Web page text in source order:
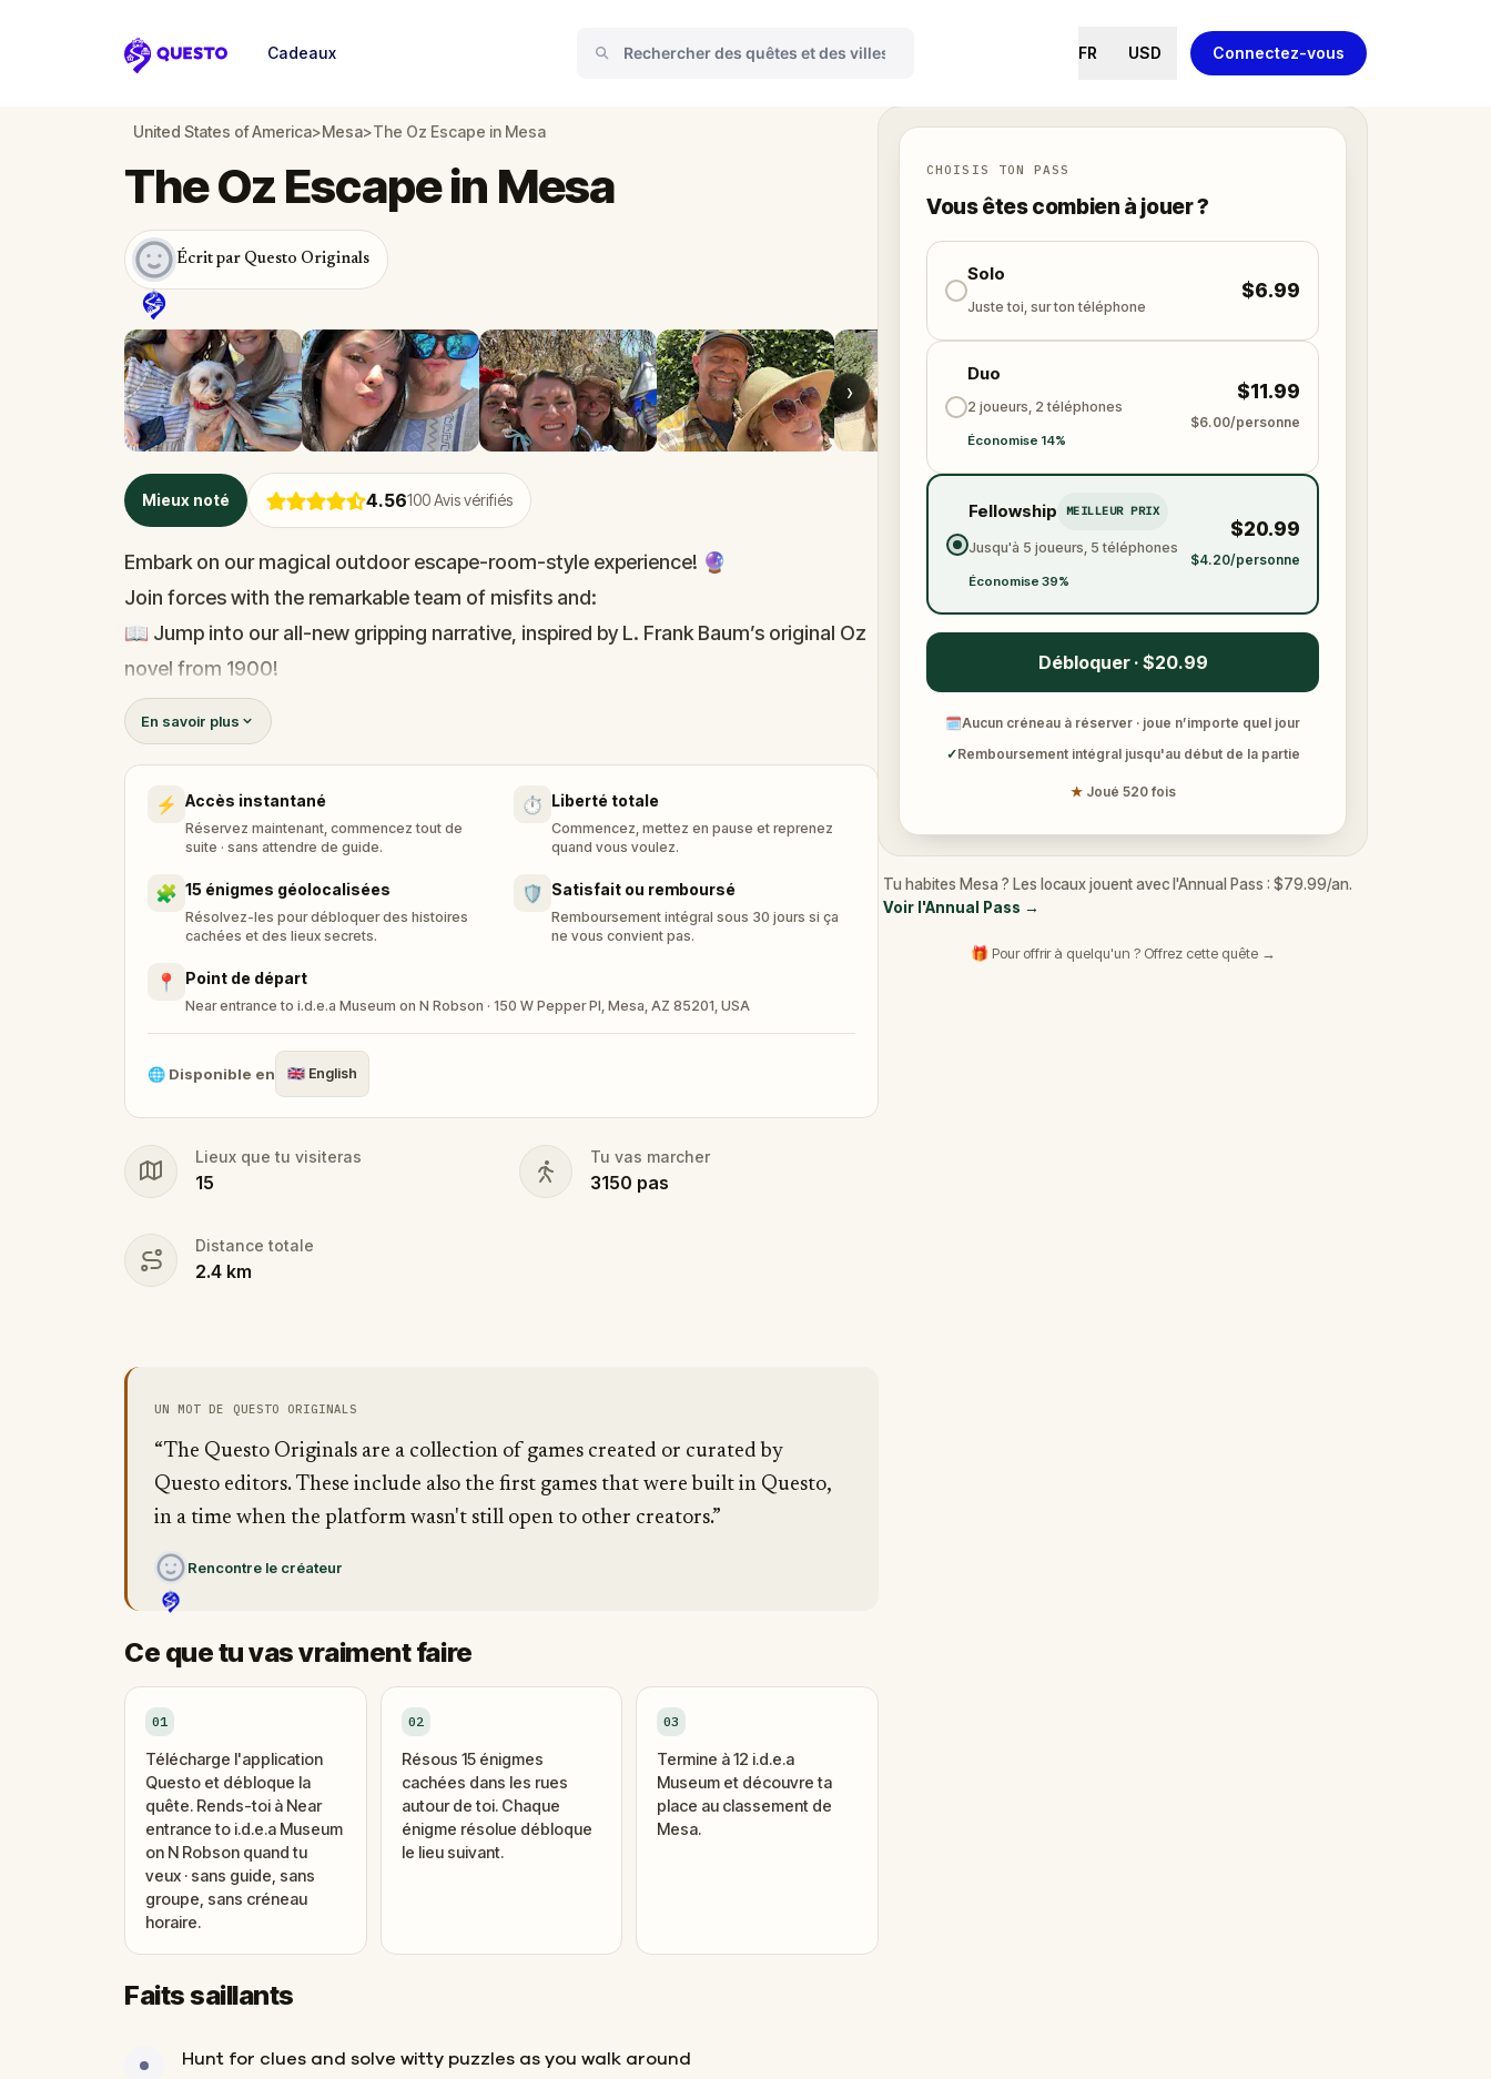
Questo
Cadeaux FR USD Connectez-vous
United States of America>Mesa>The Oz Escape in Mesa
›
Mieux noté 4.56100Avis vérifiés
The Oz Escape in Mesa
Écrit par Questo Originals
Embark on our magical outdoor escape-room-style experience! 🔮
Join forces with the remarkable team of misfits and:
📖 Jump into our all-new gripping narrative, inspired by L. Frank Baum’s original Oz
novel from 1900!
🤔 Try to outsmart the witch by cracking immersive puzzles with friends, or tackle
her challenges solo, facing off against the leaderboard.
🎵Enjoy original new songs, in the theme of Oz, specially created for this game,
available in the app and on-demand when you get home.
🌈 Follow clues to uncover each new location and discover (or rediscover) places
around town in a whole new light.
Tick-tock, time to escape!
En savoir plus
⚡ Accès instantané
Réservez maintenant, commencez tout de
suite · sans attendre de guide.
⏱️ Liberté totale
Commencez, mettez en pause et reprenez
quand vous voulez.
🧩 15 énigmes géolocalisées
Résolvez-les pour débloquer des histoires
cachées et des lieux secrets.
🛡️ Satisfait ou remboursé
Remboursement intégral sous 30 jours si ça
ne vous convient pas.
📍 Point de départ
Near entrance to i.d.e.a Museum on N Robson · 150 W Pepper Pl, Mesa, AZ 85201, USA
🌐 Disponible en 🇬🇧 English
Lieux que tu visiteras
15
Tu vas marcher
3150 pas
Distance totale
2.4 km
UN MOT DE QUESTO ORIGINALS
“The Questo Originals are a collection of games created or curated by
Questo editors. These include also the first games that were built in Questo,
in a time when the platform wasn't still open to other creators.”
Rencontre le créateur
Ce que tu vas vraiment faire
01
Télécharge l'application
Questo et débloque la
quête. Rends-toi à Near
entrance to i.d.e.a Museum
on N Robson quand tu
veux · sans guide, sans
groupe, sans créneau
horaire.
02
Résous 15 énigmes
cachées dans les rues
autour de toi. Chaque
énigme résolue débloque
le lieu suivant.
03
Termine à 12 i.d.e.a
Museum et découvre ta
place au classement de
Mesa.
Faits saillants
Hunt for clues and solve witty puzzles as you walk around
CHOISIS TON PASS
Vous êtes combien à jouer ?
Solo
Juste toi, sur ton téléphone
$6.99
Duo
2 joueurs, 2 téléphones
Économise 14%
$11.99
$6.00/personne
Fellowship MEILLEUR PRIX
Jusqu'à 5 joueurs, 5 téléphones
Économise 39%
$20.99
$4.20/personne
Débloquer · $20.99
🗓Aucun créneau à réserver · joue n’importe quel jour
✓Remboursement intégral jusqu'au début de la partie
★ Joué 520 fois
Tu habites Mesa ? Les locaux jouent avec l'Annual Pass : $79.99/an.
Voir l'Annual Pass →
🎁 Pour offrir à quelqu'un ? Offrez cette quête →